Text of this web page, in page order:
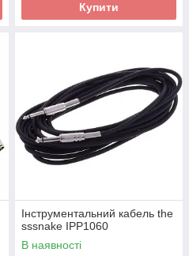
Купити
Інструментальний кабель the
sssnake IPP1060
В наявності